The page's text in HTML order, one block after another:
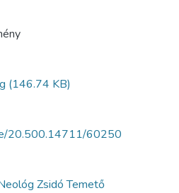
(146.74 KB)
20.500.14711/60250
Zsidó Temető